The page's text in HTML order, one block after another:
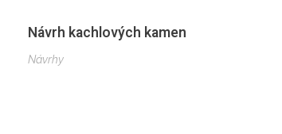
Návrh kachlových kamen
Návrhy